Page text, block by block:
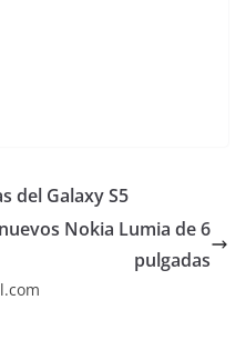
del Galaxy S5
Nokia Lumia de 6
pulgadas